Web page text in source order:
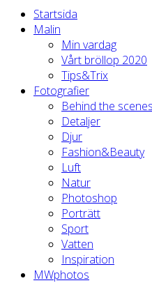
Startsida
Malin
Min vardag
Vårt bröllop 2020
Tips&Trix
Fotografier
Behind the scenes
Detaljer
Djur
Fashion&Beauty
Luft
Natur
Photoshop
Porträtt
Sport
Vatten
Inspiration
MWphotos